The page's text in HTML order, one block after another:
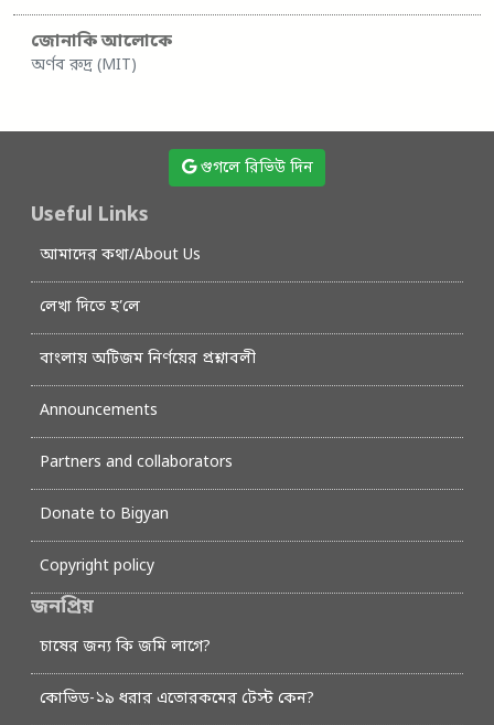
জোনাকি আলোকে
অর্ণব রুদ্র (MIT)
গুগলে রিভিউ দিন
Useful Links
আমাদের কথা/About Us
লেখা দিতে হ’লে
বাংলায় অটিজম নির্ণয়ের প্রশ্নাবলী
Announcements
Partners and collaborators
Donate to Bigyan
Copyright policy
জনপ্রিয়
চাষের জন্য কি জমি লাগে?
কোভিড-১৯ ধরার এতোরকমের টেস্ট কেন?